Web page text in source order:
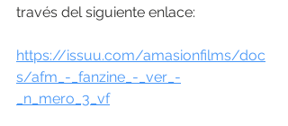
través del siguiente enlace:
https://issuu.com/amasionfilms/doc
s/afm_-_fanzine_-_ver_-
_n_mero_3_vf